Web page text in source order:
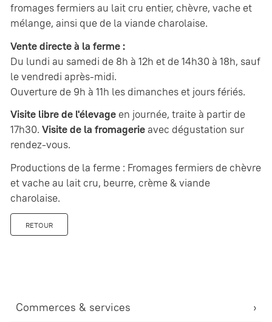
Commerces & services
fromages fermiers au lait cru entier, chèvre, vache et
mélange, ainsi que de la viande charolaise.
Vente directe à la ferme :
Du lundi au samedi de 8h à 12h et de 14h30 à 18h, sauf
le vendredi après-midi.
Ouverture de 9h à 11h les dimanches et jours fériés.
Visite libre de l'élevage en journée, traite à partir de
17h30. Visite de la fromagerie avec dégustation sur
rendez-vous.
Productions de la ferme : Fromages fermiers de chèvre
et vache au lait cru, beurre, crème & viande
charolaise.
RETOUR